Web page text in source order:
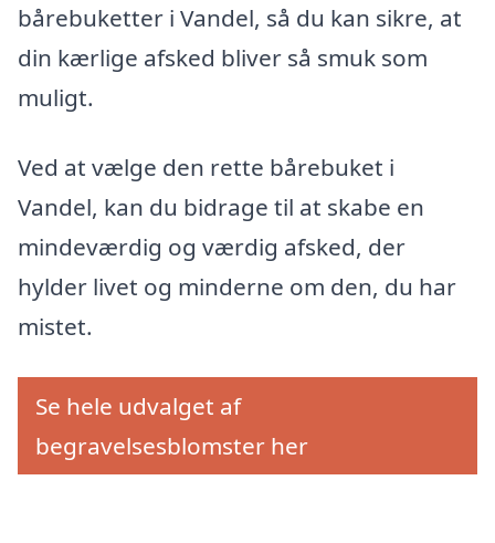
bårebuketter i Vandel, så du kan sikre, at
din kærlige afsked bliver så smuk som
muligt.
Ved at vælge den rette bårebuket i
Vandel, kan du bidrage til at skabe en
mindeværdig og værdig afsked, der
hylder livet og minderne om den, du har
mistet.
Se hele udvalget af
begravelsesblomster her